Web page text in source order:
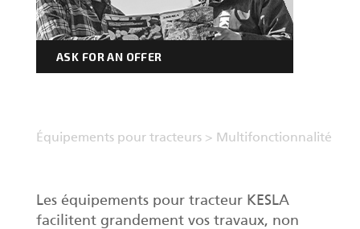
Trailers
Grapples I
ASK FOR AN OFFER
Équipements pour tracteurs > Multifonctionnalité
Les équipements pour tracteur KESLA
facilitent grandement vos travaux, non